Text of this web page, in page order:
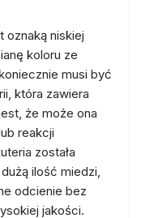
oznaką niskiej
koloru ze
musi być
która zawiera
że może ona
reakcji
została
ilość miedzi,
odcienie bez
jakości.